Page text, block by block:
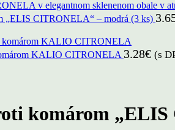
„ELIS CITRONELA“ – modrá (3 ks)
KALIO CITRONELA 3.28€ (s
komárom